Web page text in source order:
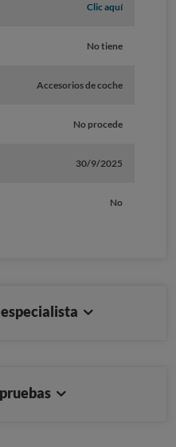
Clic aquí
No tiene
Accesorios de coche
No procede
30/9/2025
No